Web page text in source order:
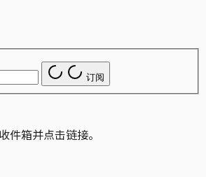
订阅
件箱并点击链接。